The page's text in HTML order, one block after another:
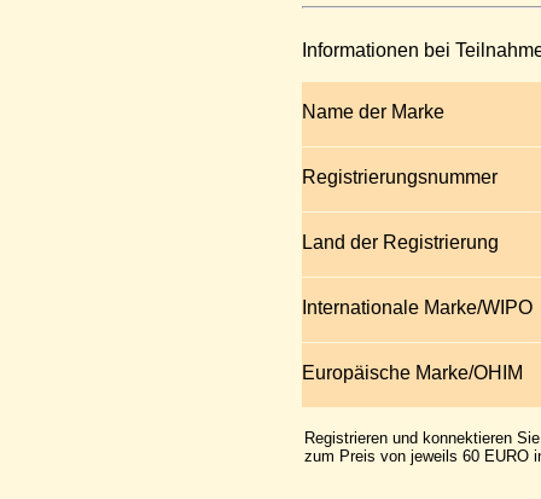
Informationen bei
Name der Marke
Registrierungsnummer
Land der Registrierung
Internationale Marke/WIPO
Europäische Marke/OHIM
Registrieren und konnektieren
zum Preis von jeweils 60 EURO